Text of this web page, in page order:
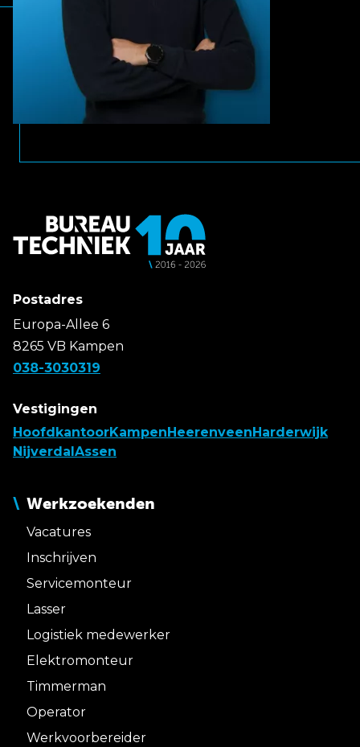
Postadres
Europa-Allee 6
8265 VB Kampen
038-3030319
Vestigingen
HoofdkantoorKampen Heerenveen Harderwijk
Nijverdal Assen
Werkzoekenden
Vacatures
Inschrijven
Servicemonteur
Lasser
Logistiek medewerker
Elektromonteur
Timmerman
Operator
Werkvoorbereider